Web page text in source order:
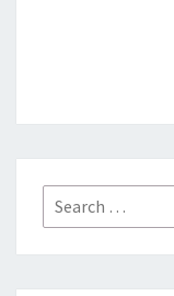
Search
for: